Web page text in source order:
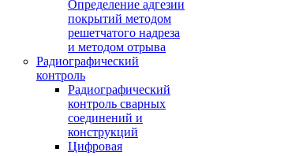
Определение адгезии
покрытий методом
решетчатого надреза
и методом отрыва
Радиографический
контроль
Радиографический
контроль сварных
соединений и
конструкций
Цифровая